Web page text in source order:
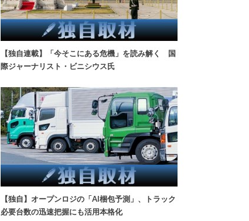
【独自連載】「今そこにある危機」を読み解く 国
際ジャーナリスト・ビニシウス氏
【独自】オープンロジの「AI梱包予測」、トラック
必要台数の迅速把握にも活用本格化